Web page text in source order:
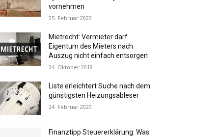
vornehmen
25. Februar 2020
Mietrecht: Vermieter darf
Eigentum des Mieters nach
Auszug nicht einfach entsorgen
24. Oktober 2019
Liste erleichtert Suche nach dem
günstigsten Heizungsableser
24. Februar 2020
Finanztipp Steuererklärung: Was